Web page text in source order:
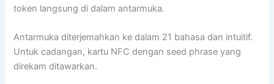
token langsung di dalam antarmuka.
Antarmuka diterjemahkan ke dalam 21 bahasa dan intuitif.
Untuk cadangan, kartu NFC dengan seed phrase yang
direkam ditawarkan.